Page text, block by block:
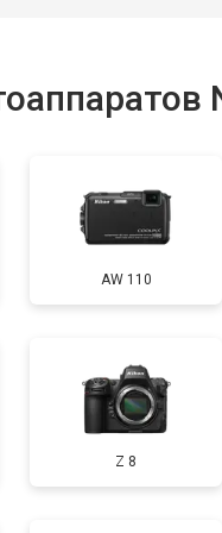
AW 110
Z 8